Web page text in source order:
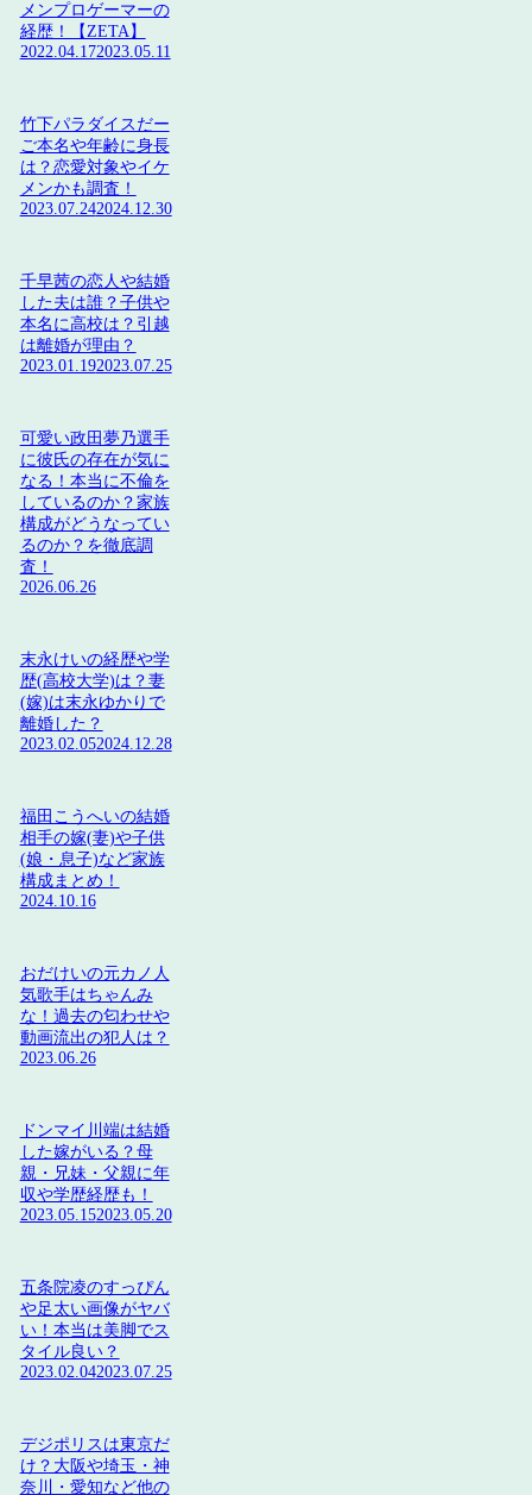
メンプロゲーマーの
経歴！【ZETA】
2022.04.172023.05.11
竹下パラダイスだー
ご本名や年齢に身長
は？恋愛対象やイケ
メンかも調査！
2023.07.242024.12.30
千早茜の恋人や結婚
した夫は誰？子供や
本名に高校は？引越
は離婚が理由？
2023.01.192023.07.25
可愛い政田夢乃選手
に彼氏の存在が気に
なる！本当に不倫を
しているのか？家族
構成がどうなってい
るのか？を徹底調
査！
2026.06.26
末永けいの経歴や学
歴(高校大学)は？妻
(嫁)は末永ゆかりで
離婚した？
2023.02.052024.12.28
福田こうへいの結婚
相手の嫁(妻)や子供
(娘・息子)など家族
構成まとめ！
2024.10.16
おだけいの元カノ人
気歌手はちゃんみ
な！過去の匂わせや
動画流出の犯人は？
2023.06.26
ドンマイ川端は結婚
した嫁がいる？母
親・兄妹・父親に年
収や学歴経歴も！
2023.05.152023.05.20
五条院凌のすっぴん
や足太い画像がヤバ
い！本当は美脚でス
タイル良い？
2023.02.042023.07.25
デジポリスは東京だ
け？大阪や埼玉・神
奈川・愛知など他の